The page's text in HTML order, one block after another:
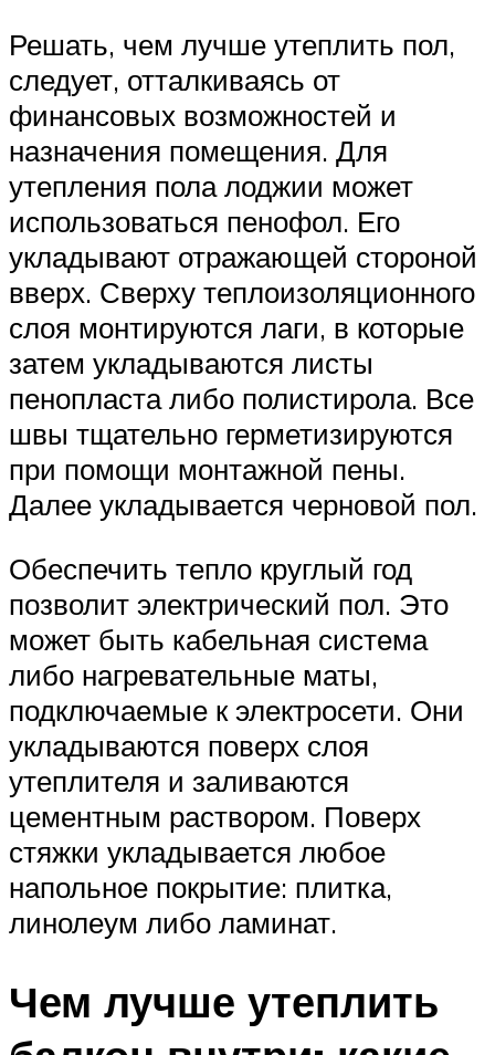
Решать, чем лучше утеплить пол,
следует, отталкиваясь от
финансовых возможностей и
назначения помещения. Для
утепления пола лоджии может
использоваться пенофол. Его
укладывают отражающей стороной
вверх. Сверху теплоизоляционного
слоя монтируются лаги, в которые
затем укладываются листы
пенопласта либо полистирола. Все
швы тщательно герметизируются
при помощи монтажной пены.
Далее укладывается черновой пол.
Обеспечить тепло круглый год
позволит электрический пол. Это
может быть кабельная система
либо нагревательные маты,
подключаемые к электросети. Они
укладываются поверх слоя
утеплителя и заливаются
цементным раствором. Поверх
стяжки укладывается любое
напольное покрытие: плитка,
линолеум либо ламинат.
Чем лучше утеплить